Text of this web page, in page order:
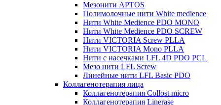
Мезонити APTOS
Полимолочные нити White medience
Нити White Medience PDO MONO
Нити White Medience PDO SCREW
Нити VICTORIA Screw PLLA
Нити VICTORIA Mono PLLA
Нити с насечками LFL 4D PDO PCL
Мезо нити LFL Screw
Линейные нити LFL Basic PDO
Коллагенотерапия лица
Коллагенотерапия Collost micro
Коллагенотерапия Linerase